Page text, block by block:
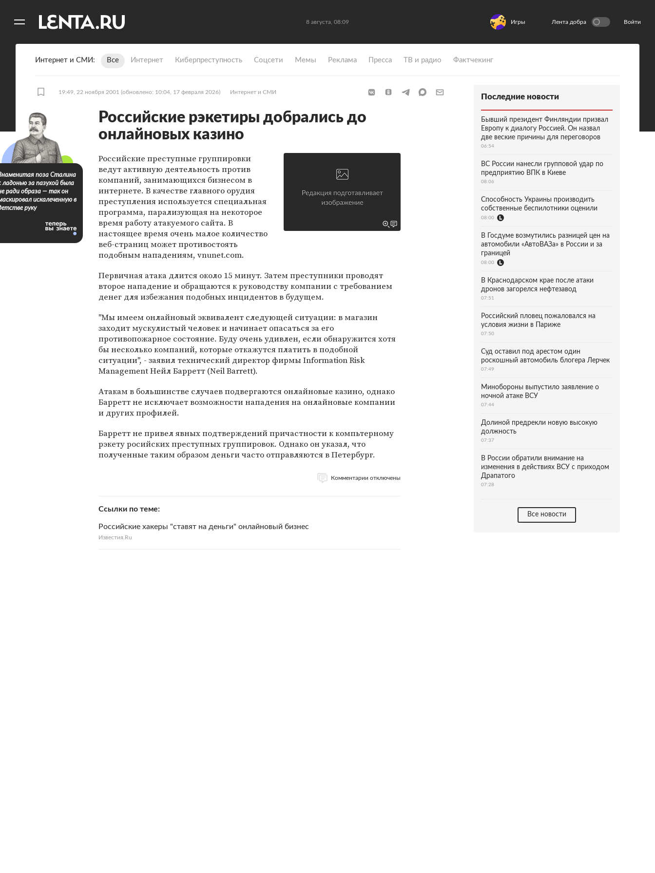
8 августа, 08:09 Игры Лента добра Войти
Интернет и СМИ Все Интернет Киберпреступность Coцсети Мемы Реклама Пресса ТВ и радио Фактчекинг
19:49, 22 ноября 2001 (обновлено: 10:04, 17 февраля 2026) Интернет и СМИ
Российские рэкетиры добрались до
онлайновых казино
Российские преступные группировки
ведут активную деятельность против
компаний, занимающихся бизнесом в
интернете. В качестве главного орудия
преступления используется специальная
программа, парализующая на некоторое
время работу атакуемого сайта. В
настоящее время очень малое количество
веб-страниц может противостоять
подобным нападениям, vnunet.com.
Первичная атака длится около 15 минут. Затем преступники проводят
второе нападение и обращаются к руководству компании с требованием
денег для избежания подобных инцидентов в будущем.
"Мы имеем онлайновый эквивалент следующей ситуации: в магазин
заходит мускулистый человек и начинает опасаться за его
противопожарное состояние. Буду очень удивлен, если обнаружится хотя
бы несколько компаний, которые откажутся платить в подобной
ситуации", - заявил технический директор фирмы Information Risk
Management Нейл Барретт (Neil Barrett).
Атакам в большинстве случаев подвергаются онлайновые казино, однако
Барретт не исключает возможности нападения на онлайновые компании
и других профилей.
Барретт не привел явных подтверждений причастности к компьтерному
рэкету росийских преступных группировок. Однако он указал, что
полученные таким образом деньги часто отправляются в Петербург.
Комментарии отключены
Ссылки по теме
Российские хакеры "ставят на деньги" онлайновый бизнес
Известия.Ru
поза Сталина
ладонью за пазухой была
ради образа — так он
искалеченную в
руку
Последние новости
Бывший президент Финляндии призвал
Европу к диалогу Россией. Он назвал
две веские причины для переговоров
06:54
ВС России нанесли групповой удар по
предприятию ВПК в Киеве
08:06
Способность Украины производить
собственные беспилотники оценили
08:00
В Госдуме возмутились разницей цен на
автомобили «АвтоВАЗа» в России и за
границей
08:00
В Краснодарском крае после атаки
дронов загорелся нефтезавод
07:51
Российский пловец пожаловался на
условия жизни в Париже
07:50
Суд оставил под арестом один
роскошный автомобиль блогера Лерчек
07:49
Минобороны выпустило заявление о
ночной атаке ВСУ
07:44
Долиной предрекли новую высокую
должность
07:37
В России обратили внимание на
изменения в действиях ВСУ с приходом
Драпатого
07:28
Все новости